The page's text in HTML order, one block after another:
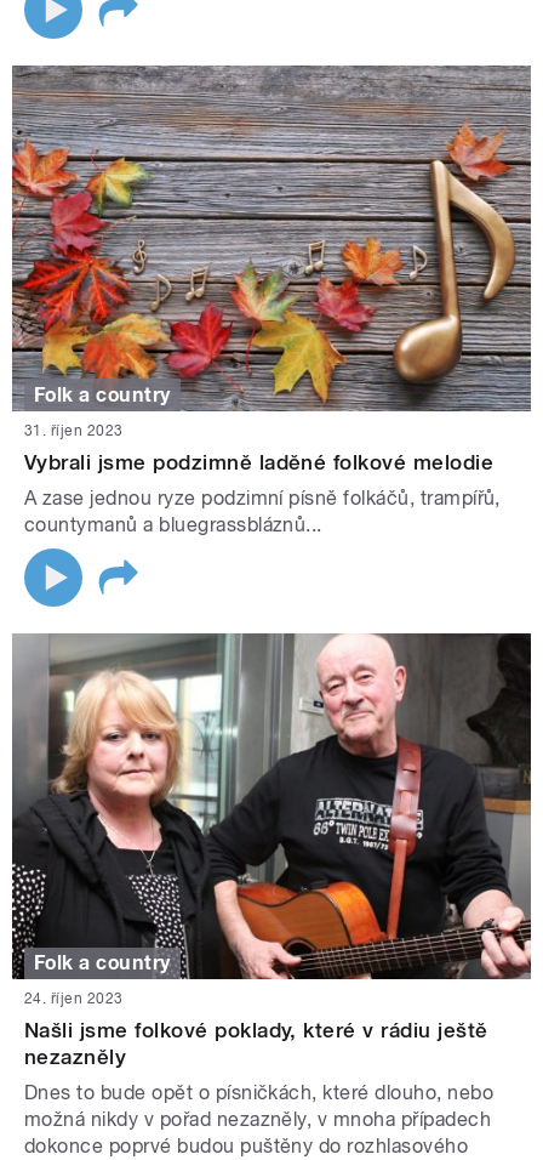
Folk a country
31. říjen 2023
Vybrali jsme podzimně laděné folkové melodie
A zase jednou ryze podzimní písně folkáčů, trampířů,
countymanů a bluegrassbláznů...
Folk a country
24. říjen 2023
Našli jsme folkové poklady, které v rádiu ještě
nezazněly
Dnes to bude opět o písničkách, které dlouho, nebo
možná nikdy v pořad nezazněly, v mnoha případech
dokonce poprvé budou puštěny do rozhlasového